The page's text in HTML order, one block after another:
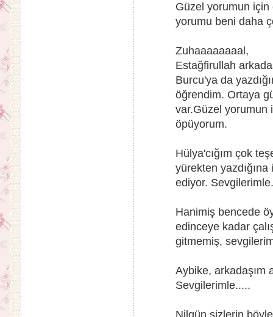
Güzel yorumun
yorumu beni daha
Zuhaaaaaaaal,
Estağfirullah
Burcu'ya da
öğrendim. Ortaya
var.Güzel yorumun
öpüyorum.
Hülya'cığım çok
yürekten
ediyor.
Hanimiş bencede
edinceye kadar
gitmemiş,
Aybike, arkadaşım
Sevgilerimle.....